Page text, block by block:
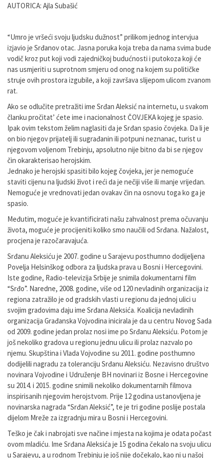
AUTORICA: Ajla Subašić
“Umro je vršeći svoju ljudsku dužnost” prilikom jednog intervjua
izjavio je Srđanov otac. Jasna poruka koja treba da nama svima bude
vodič kroz put koji vodi zajedničkoj budućnosti i putokoza koji će
nas usmjeriti u suprotnom smjeru od onog na kojem su političke
struje ovih prostora izgubile, a koji završava slijepom ulicom zvanom
rat.
Ako se odlučite pretražiti ime Srđan Aleksić na internetu, u svakom
članku pročitat’ ćete ime i nacionalnost ČOVJEKA kojeg je spasio.
Ipak ovim tekstom želim naglasiti da je Srđan spasio čovjeka. Da li je
on bio njegov prijatelj ili sugrađanin ili potpuni neznanac, turist u
njegovom voljenom Trebinju, apsolutno nije bitno da bi se njegov
čin okarakterisao herojskim.
Jednako je herojski spasiti bilo kojeg čovjeka, jer je nemoguće
staviti cijenu na ljudski život i reći da je nečiji više ili manje vrijedan.
Nemoguće je vrednovati jedan ovakav čin na osnovu toga ko ga je
spasio.
Međutim, moguće je kvantificirati našu zahvalnost prema očuvanju
života, moguće je procijeniti koliko smo naučili od Srđana. Nažalost,
procjena je razočaravajuća.
Srđanu Aleksiću je 2007. godine u Sarajevu posthumno dodijeljena
Povelja Helsinškog odbora za ljudska prava u Bosni i Hercegovini.
Iste godine, Radio-televizija Srbije je snimila dokumentarni film
“Srđo”. Naredne, 2008. godine, više od 120 nevladinih organizacija iz
regiona zatražilo je od gradskih vlasti u regionu da jednoj ulici u
svojim gradovima daju ime Srđana Aleksića. Koalicija nevladinih
organizacija Građanska Vojvodina inicirala je da u centru Novog Sada
od 2009. godine jedan prolaz nosi ime po Srđanu Aleksiću. Potom je
još nekoliko gradova u regionu jednu ulicu ili prolaz nazvalo po
njemu. Skupština i Vlada Vojvodine su 2011. godine posthumno
dodijelili nagradu za toleranciju Srđanu Aleksiću. Nezavisno društvo
novinara Vojvodine i Udruženje BH novinari iz Bosne i Hercegovine
su 2014. i 2015. godine snimili nekoliko dokumentarnih filmova
inspirisanih njegovim herojstvom. Prije 12 godina ustanovljena je
novinarska nagrada “Srđan Aleksić”, te je tri godine poslije postala
dijelom Mreže za izgradnju mira u Bosni i Hercegovini.
Teško je čak i nabrojati sve načine i mjesta na kojima je odata počast
ovom mladiću. Ime Srđana Aleksića je 15 godina čekalo na svoju ulicu
u Sarajevu, a u rodnom Trebinju je još nije dočekalo, kao ni u našoj